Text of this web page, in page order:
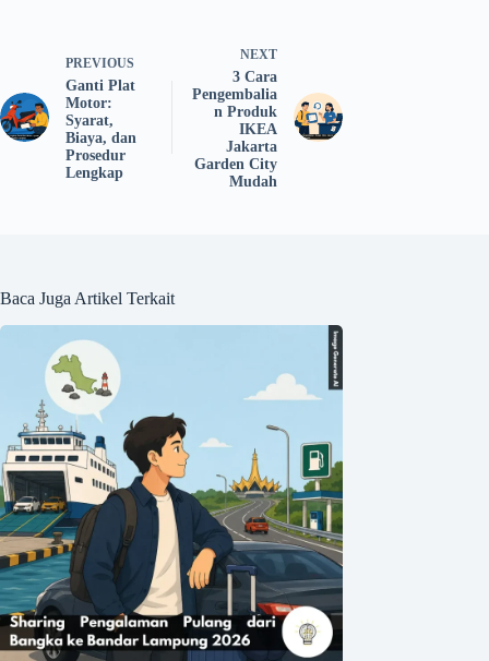
PREVIOUS
Ganti Plat
Motor:
Syarat,
Biaya, dan
Prosedur
Lengkap
NEXT
3 Cara
Pengembalia
n Produk
IKEA
Jakarta
Garden City
Mudah
Baca Juga Artikel Terkait